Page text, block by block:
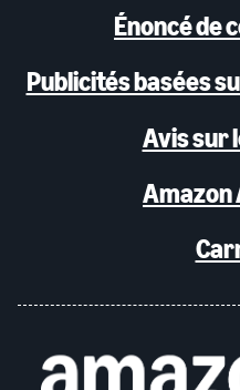
Énoncé de
Publicités basées
Avis sur
Amazon